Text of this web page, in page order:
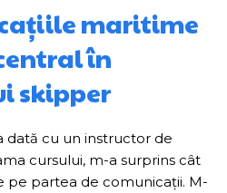
maritime
în
skipper
dată cu un instructor de
cursului, m-a surprins cât
pe partea de comunicații. M-